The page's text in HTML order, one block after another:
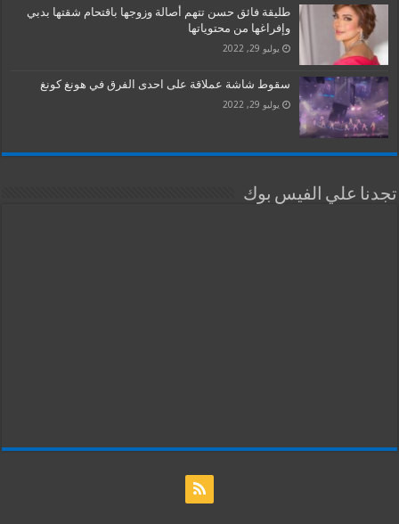
طليقة فائق حسن تتهم أصالة وزوجها باقتحام شقتها بدبي
وإفراغها من محتوياتها
يوليو 29, 2022
سقوط شاشة عملاقة على احدى الفرق في هونغ كونغ
يوليو 29, 2022
تجدنا علي الفيس بوك